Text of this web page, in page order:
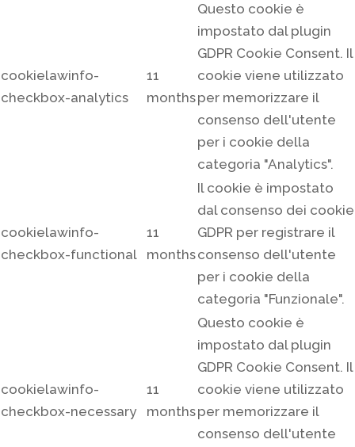
cookielawinfo-
checkbox-analytics
11
months
Questo cookie è
impostato dal plugin
GDPR Cookie Consent. Il
cookie viene utilizzato
per memorizzare il
consenso dell'utente
per i cookie della
categoria "Analytics".
cookielawinfo-
checkbox-functional
11
months
Il cookie è impostato
dal consenso dei cookie
GDPR per registrare il
consenso dell'utente
per i cookie della
categoria "Funzionale".
cookielawinfo-
checkbox-necessary
11
months
Questo cookie è
impostato dal plugin
GDPR Cookie Consent. Il
cookie viene utilizzato
per memorizzare il
consenso dell'utente